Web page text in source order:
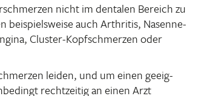
nicht im dentalen Bereich zu
beispiels­weise auch Arthritis, Nasen­ne­
Cluster-Kopf­schmerzen oder
leiden, und um einen geeig­
recht­zeitig an einen Arzt